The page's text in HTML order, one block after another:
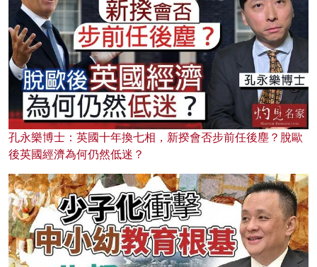
孔永樂博士：英國十年換七相，新揆會否步前任後塵？脫歐
後英國經濟為何仍然低迷？